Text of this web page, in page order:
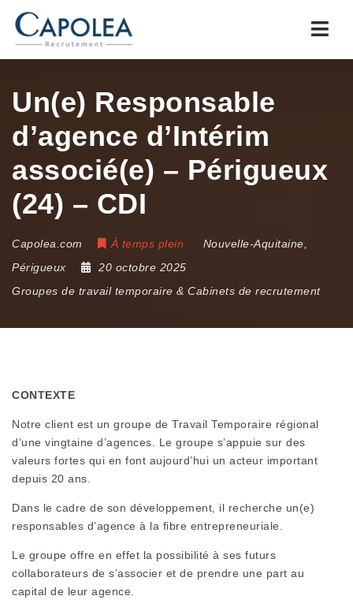
Un(e) Responsable
d’agence d’Intérim
associé(e) – Périgueux
(24) – CDI
Capolea.com À temps plein Nouvelle-Aquitaine
Périgueux
20 octobre 2025
Groupes de travail temporaire & Cabinets de recrutement
CONTEXTE
Notre client est un groupe de Travail Temporaire régional
d’une vingtaine d’agences. Le groupe s’appuie sur des
valeurs fortes qui en font aujourd’hui un acteur important
depuis 20 ans.
Dans le cadre de son développement, il recherche un(e)
responsables d’agence à la fibre entrepreneuriale.
Le groupe offre en effet la possibilité à ses futurs
collaborateurs de s’associer et de prendre une part au
capital de leur agence.